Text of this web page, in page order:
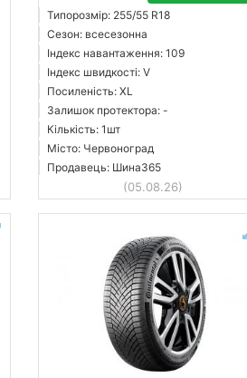
Типорозмір: 255/55 R18
Сезон: всесезонна
Індекс навантаження: 109
Індекс швидкості: V
Посиленість: XL
Залишок протектора: -
Кількість: 1шт
Місто: Червоноград
Продавець: Шина365
(05.08.26)